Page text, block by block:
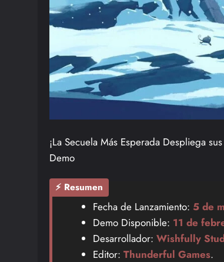
¡La Secuela Más Esperada Despliega
Demo
⚡ Resumen
Fecha de Lanzamiento: 5 de
Demo Disponible: 11 de
Desarrollador: Wishfully
Editor: Thunderful Games.